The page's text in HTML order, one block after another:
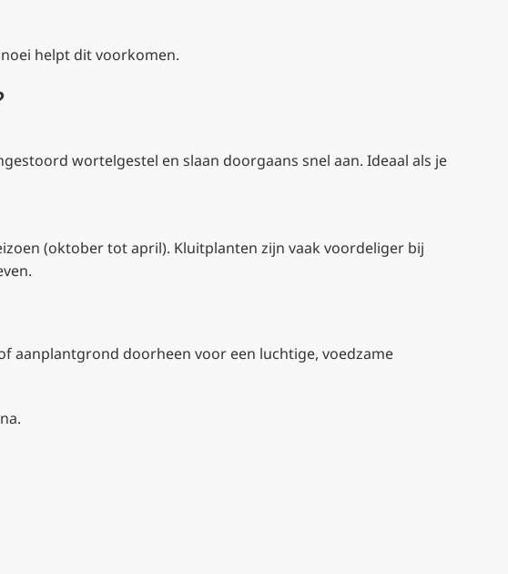
helpt dit voorkomen.
wortelgestel en slaan doorgaans snel aan. Ideaal als je
(oktober tot april). Kluitplanten zijn vaak voordeliger bij
aanplantgrond doorheen voor een luchtige, voedzame